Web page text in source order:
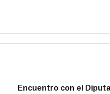
Encuentro con el